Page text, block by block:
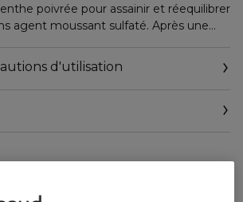
poivrée pour assainir et réequilibrer
agent moussant sulfaté. Après une
et Biologique certifié par Ecocert
d'utilisation